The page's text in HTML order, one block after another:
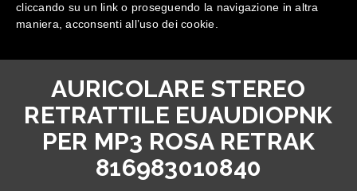
AURICOLARE STEREO
RETRATTILE EUAUDIOPNK
PER MP3 ROSA RETRAK
816983010840
cliccando su un link o proseguendo la navigazione in altra
maniera, acconsenti all’uso dei cookie.